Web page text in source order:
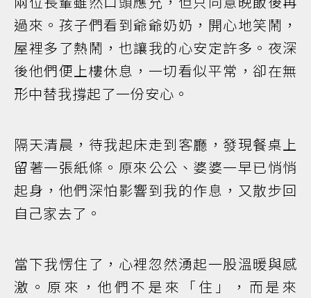
過來。孩子們看到爺爺奶奶，開心地笑鬧，
屋裡多了熱鬧，也讓我的心安定許多。夜深
後他們便上樓休息，一切看似平常，卻在無
形中替我撐起了一份安心。
隔天清晨，待我起床走到客廳，發現餐桌上
留著一張紙條。原來公公、婆婆一早已悄悄
起身，他們深怕影響到我的作息，又散步回
自己家去了。
當下我愣住了，心裡忽然湧起一股溫暖與感
激。原來，他們不是來「住」，而是來